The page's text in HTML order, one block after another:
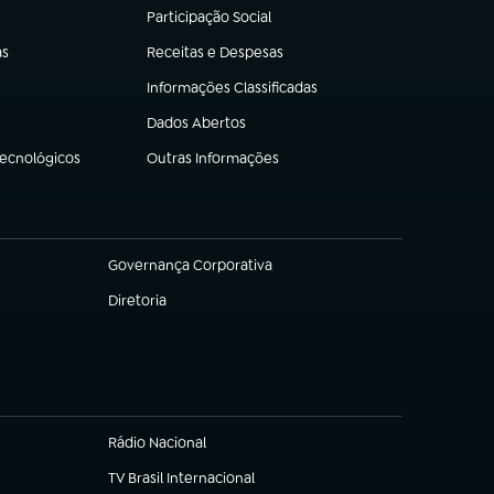
Participação Social
(abre em nova aba)
Receitas e Despesas
(abre em nova aba)
Informações Classificadas
(abre em nova aba)
Dados Abertos
(abre em nova aba)
Outras Informações
(abre em nova aba)
Governança Corporativa
(abre em nova aba)
Diretoria
(abre em nova aba)
Rádio Nacional
TV Brasil Internacional
(abre em nova aba)